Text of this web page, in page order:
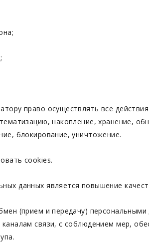
право осуществлять все
накопление, хранение,
блокирование, уничтожение.
cookies.
данных является повышение
(прием и передачу)
связи, с соблюдением мер,